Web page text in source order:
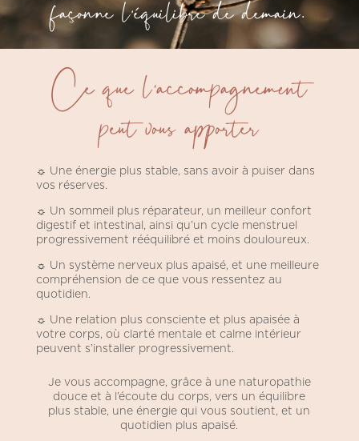
façonne l’équilibre de demain.
Ce que l’accompagnement
peut vous apporter
☼ Une énergie plus stable, sans avoir à puiser dans
vos réserves.
☼ Un sommeil plus réparateur, un meilleur confort
digestif et intestinal, ainsi qu’un cycle menstruel
progressivement rééquilibré et moins douloureux.
☼ Un système nerveux plus apaisé, et une meilleure
compréhension de ce que vous ressentez au
quotidien.
☼ Une relation plus consciente et plus apaisée à
votre corps, où clarté mentale et calme intérieur
peuvent s’installer progressivement.
Je vous accompagne, grâce à une naturopathie
douce et à l’écoute du corps, vers un équilibre
plus stable, une énergie qui vous soutient, et un
quotidien plus apaisé.